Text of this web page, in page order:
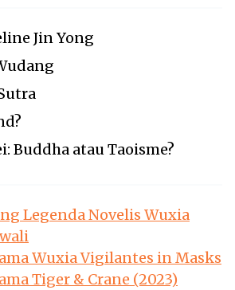
Jin Yong
Buddha atau Taoisme?
Legenda Novelis Wuxia
Wuxia Vigilantes in Masks
Tiger & Crane (2023)